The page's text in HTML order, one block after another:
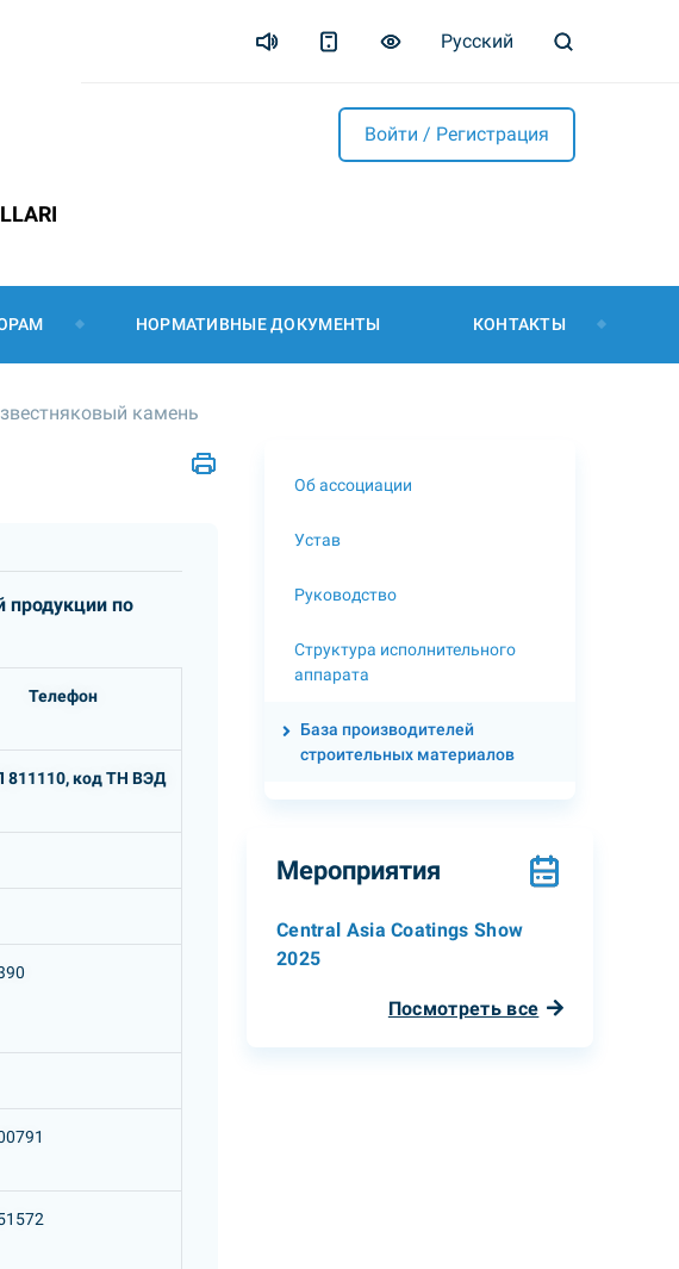
Русский
Войти / Регистрация
НОРМАТИВНЫЕ ДОКУМЕНТЫ КОНТАКТЫ
камень
по
Телефон
811110, код ТН ВЭД
Об ассоциации
Устав
Руководство
Структура исполнительного
аппарата
База производителей
строительных материалов
Мероприятия
Central Asia Coatings Show
2025
Посмотреть все